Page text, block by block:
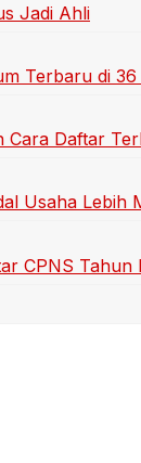
Jadi Ahli
Terbaru di
Cara Daftar
Usaha Lebih
CPNS Tahun